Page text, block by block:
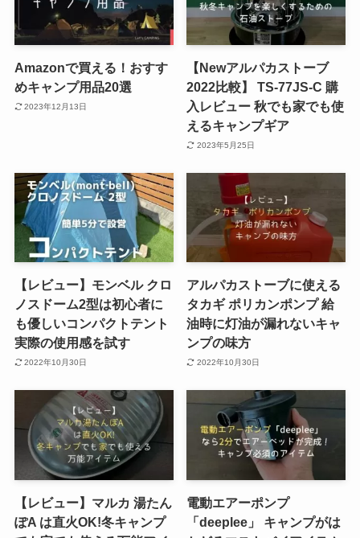
Amazonで買える！おすす
めキャンプ用品20選
2023年12月13日
【Newアルパカストーブ
2022比較】 TS-77JS-C 購
入レビュー 秋でも家でも使
えるキャンプギア
2023年5月25日
【レビュー】モンベル クロ
ノスドーム2型は初心者に
も優しいコンパクトテント
実際の使用感を試す
2022年10月30日
アルパカストーブに使える
タカギ ポリカンポンプ 給
油時に灯油が漏れないキャ
ンプの味方
2022年10月30日
【レビュー】マルカ 湯たん
ぽA は直火OK!冬キャンプ
電動エアーポンプ
「deeplee」 キャンプがは